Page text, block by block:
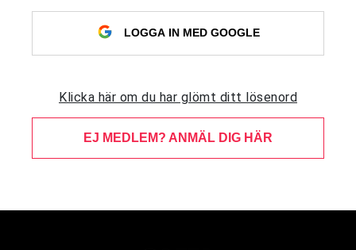
LOGGA IN MED GOOGLE
Klicka här om du har glömt ditt lösenord
EJ MEDLEM? ANMÄL DIG HÄR